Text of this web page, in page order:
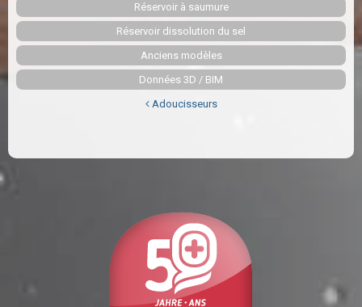
Réservoir à saumure
Réservoir dissolution du sel
Anciens modèles
Données 3D / BIM
Adoucisseurs